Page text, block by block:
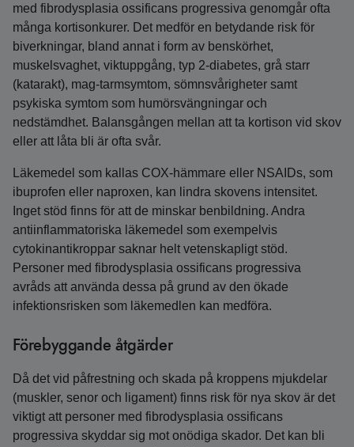
med fibrodysplasia ossificans progressiva genomgår ofta
många kortisonkurer. Det medför en betydande risk för
biverkningar, bland annat i form av benskörhet,
muskelsvaghet, viktuppgång, typ 2-diabetes, grå starr
(katarakt), mag-tarmsymtom, sömnsvårigheter samt
psykiska symtom som humörsvängningar och
nedstämdhet. Balansgången mellan att ta kortison vid skov
eller att låta bli är ofta svår.
Läkemedel som kallas COX-hämmare eller NSAIDs, som
ibuprofen eller naproxen, kan lindra skovens intensitet.
Inget stöd finns för att de minskar benbildning. Andra
antiinflammatoriska läkemedel som exempelvis
cytokinantikroppar saknar helt vetenskapligt stöd.
Personer med fibrodysplasia ossificans progressiva
avråds att använda dessa på grund av den ökade
infektionsrisken som läkemedlen kan medföra.
Förebyggande åtgärder
Då det vid påfrestning och skada på kroppens mjukdelar
(muskler, senor och ligament) finns risk för nya skov är det
viktigt att personer med fibrodysplasia ossificans
progressiva skyddar sig mot onödiga skador. Det kan bli